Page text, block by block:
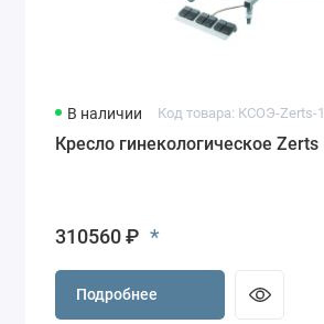
В наличии Код товара: КСОЭ-Zerts-1
Кресло гинекологическое Zerts
310560 ₽ *
Подробнее